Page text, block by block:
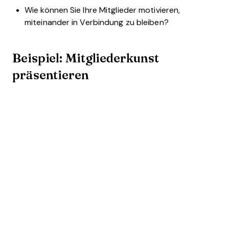
Wie können Sie Ihre Mitglieder motivieren,
miteinander in Verbindung zu bleiben?
Beispiel: Mitgliederkunst
präsentieren